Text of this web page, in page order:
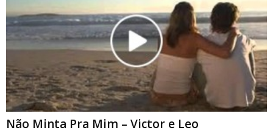
Não Minta Pra Mim – Victor e Leo